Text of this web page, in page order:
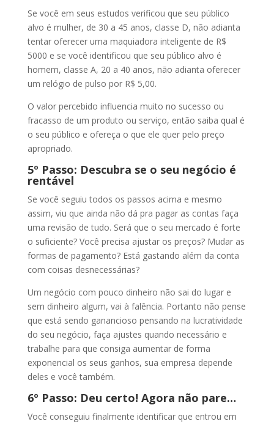
Se você em seus estudos verificou que seu público
alvo é mulher, de 30 a 45 anos, classe D, não adianta
tentar oferecer uma maquiadora inteligente de R$
5000 e se você identificou que seu público alvo é
homem, classe A, 20 a 40 anos, não adianta oferecer
um relógio de pulso por R$ 5,00.
O valor percebido influencia muito no sucesso ou
fracasso de um produto ou serviço, então saiba qual é
o seu público e ofereça o que ele quer pelo preço
apropriado.
5º Passo: Descubra se o seu negócio é
rentável
Se você seguiu todos os passos acima e mesmo
assim, viu que ainda não dá pra pagar as contas faça
uma revisão de tudo. Será que o seu mercado é forte
o suficiente? Você precisa ajustar os preços? Mudar as
formas de pagamento? Está gastando além da conta
com coisas desnecessárias?
Um negócio com pouco dinheiro não sai do lugar e
sem dinheiro algum, vai à falência. Portanto não pense
que está sendo ganancioso pensando na lucratividade
do seu negócio, faça ajustes quando necessário e
trabalhe para que consiga aumentar de forma
exponencial os seus ganhos, sua empresa depende
deles e você também.
6º Passo: Deu certo! Agora não pare…
Você conseguiu finalmente identificar que entrou em